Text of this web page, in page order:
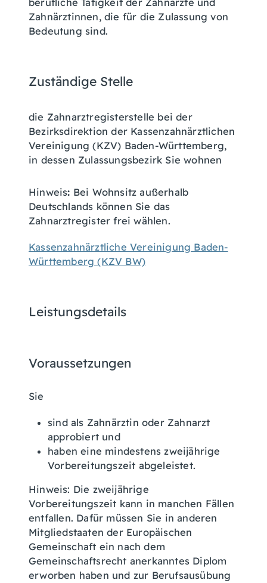
berufliche Tätigkeit der Zahnärzte und
Zahnärztinnen, die für die Zulassung von
Bedeutung sind.
Zuständige Stelle
die Zahnarztregisterstelle bei der
Bezirksdirektion der Kassenzahnärztlichen
Vereinigung (KZV) Baden-Württemberg,
in dessen Zulassungsbezirk Sie wohnen
Hinweis: Bei Wohnsitz außerhalb
Deutschlands können Sie das
Zahnarztregister frei wählen.
Kassenzahnärztliche Vereinigung Baden-
Württemberg (KZV BW)
Leistungsdetails
Voraussetzungen
Sie
sind als Zahnärztin oder Zahnarzt
approbiert und
haben eine mindestens zweijährige
Vorbereitungszeit abgeleistet.
Hinweis: Die zweijährige
Vorbereitungszeit kann in manchen Fällen
entfallen. Dafür müssen Sie in anderen
Mitgliedstaaten der Europäischen
Gemeinschaft ein nach dem
Gemeinschaftsrecht anerkanntes Diplom
erworben haben und zur Berufsausübung